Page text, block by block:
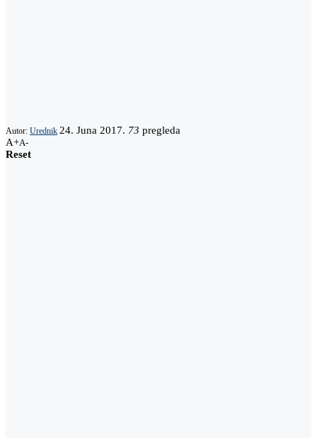
Autor: Urednik 24. Juna 2017. 73 pregleda
A+A-
Reset